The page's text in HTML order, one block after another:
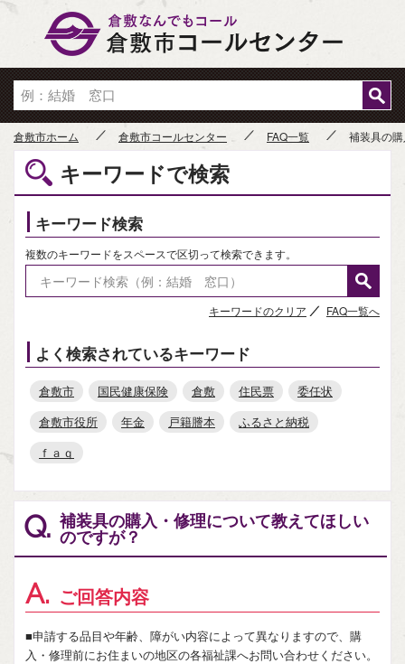
倉敷市ホーム 倉敷市コールセンター FAQ一覧 補装具の
キーワードで検索
キーワード検索
複数のキーワードをスペースで区切って検索できます。
キーワードのクリア FAQ一覧へ
よく検索されているキーワード
倉敷市 国民健康保険 倉敷 住民票
委任状
倉敷市役所
年金 戸籍謄本
ふるさと納税
ｆａｑ
Q. 補装具の購入・修理について教えてほしい
のですが？
A. ご回答内容
■申請する品目や年齢、障がい内容によって異なりますので、購
入・修理前にお住まいの地区の各福祉課へお問い合わせください。